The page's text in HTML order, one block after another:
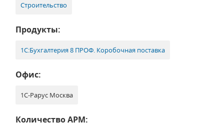
Строительство
Продукты:
1С:Бухгалтерия 8 ПРОФ. Коробочная поставка
Офис:
1С-Рарус Москва
Количество АРМ: